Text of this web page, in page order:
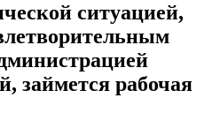
ситуацией,
займется рабочая